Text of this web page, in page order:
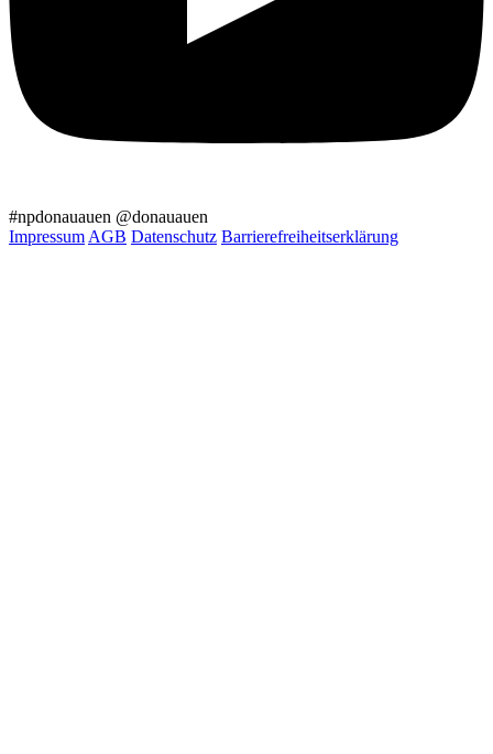
#npdonauauen @donauauen
Impressum AGB Datenschutz Barrierefreiheitserklärung